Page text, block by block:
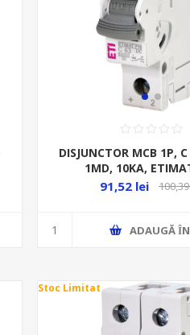
DISJUNCTOR MCB 1P,
1MD, 10KA,
91,52 lei
ADAUGĂ
Stoc Limitat